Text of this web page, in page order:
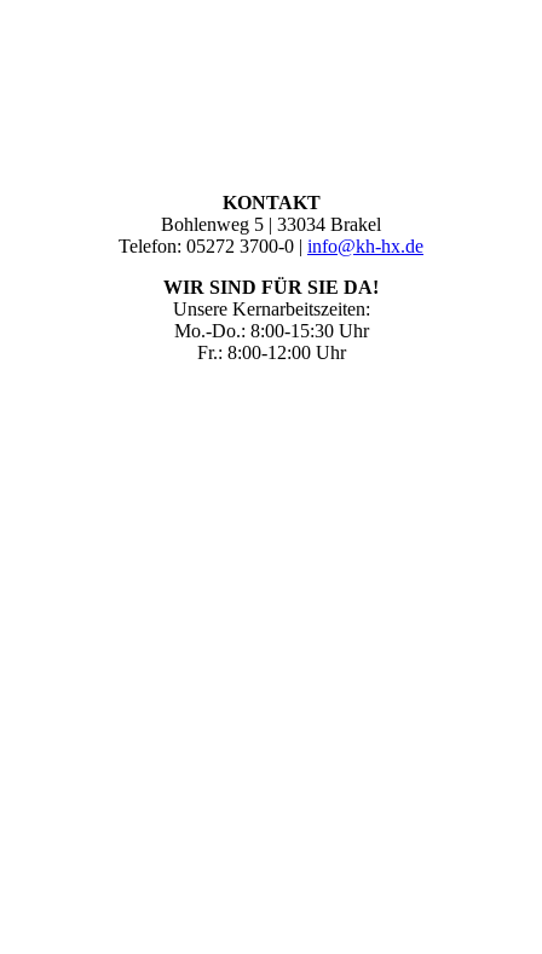
KONTAKT
Bohlenweg 5 | 33034 Brakel
Telefon: 05272 3700-0 | info@kh-hx.de
WIR SIND FÜR SIE DA!
Unsere Kernarbeitszeiten:
Mo.-Do.: 8:00-15:30 Uhr
Fr.: 8:00-12:00 Uhr